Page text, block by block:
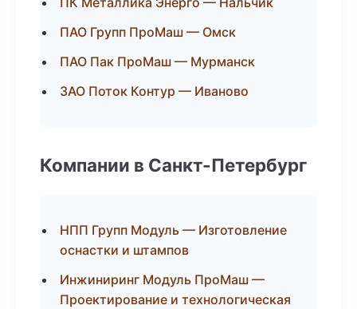
ПАО Групп ПроМаш — Омск
ПАО Пак ПроМаш — Мурманск
ЗАО Поток Контур — Иваново
Компании в Санкт-Петербург
НПП Групп Модуль — Изготовление
оснастки и штампов
Инжиниринг Модуль ПроМаш —
Проектирование и технологическая